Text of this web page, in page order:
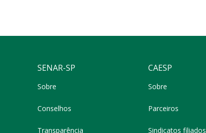
SENAR-SP
Sobre
Conselhos
Transparência
CAESP
Sobre
Parceiros
Sindicatos filiados